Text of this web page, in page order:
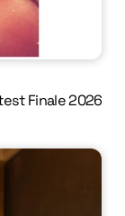
Finale 2026